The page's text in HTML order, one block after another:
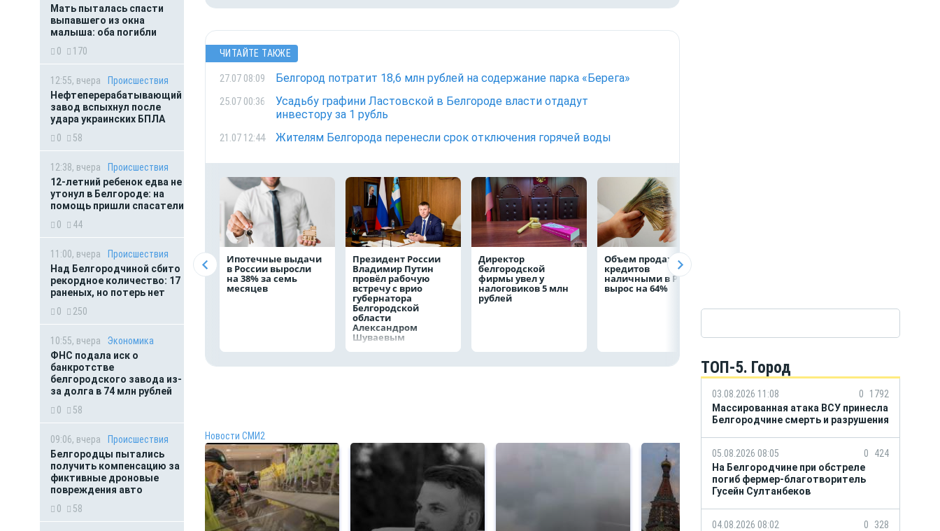
Мать пыталась спасти
выпавшего из окна
малыша: оба погибли
0
170
12:55, вчера
Происшествия
Нефтеперерабатывающий
завод вспыхнул после
удара украинских БПЛА
0
58
12:38, вчера
Происшествия
12-летний ребенок едва не
утонул в Белгороде: на
помощь пришли спасатели
0
44
11:00, вчера
Происшествия
Над Белгородчиной сбито
рекордное количество: 17
раненых, но потерь нет
0
250
10:55, вчера
Экономика
ФНС подала иск о
банкротстве
белгородского завода из-
за долга в 74 млн рублей
0
58
09:06, вчера
Происшествия
Белгородцы пытались
получить компенсацию за
фиктивные дроновые
повреждения авто
0
58
ЧИТАЙТЕ ТАКЖЕ
27.07 08:09 Белгород потратит 18,6 млн рублей на содержание парка «Берега»
25.07 00:36
Усадьбу графини Ластовской в Белгороде власти отдадут
инвестору за 1 рубль
21.07 12:44 Жителям Белгорода перенесли срок отключения горячей воды
Ипотечные выдачи
в России выросли
на 38% за семь
месяцев
Президент России
Владимир Путин
провёл рабочую
встречу с врио
губернатора
Белгородской
области
Александром
Шуваевым
Директор
белгородской
фирмы увел у
налоговиков 5 млн
рублей
Объем продаж
кредитов
наличными в России
вырос на 64%
Новости СМИ2
ТОП-5. Город
03.08.2026 11:08 0
1792
Массированная атака ВСУ принесла
Белгородчине смерть и разрушения
05.08.2026 08:05 0
424
На Белгородчине при обстреле
погиб фермер-благотворитель
Гусейн Султанбеков
04.08.2026 08:02 0
328